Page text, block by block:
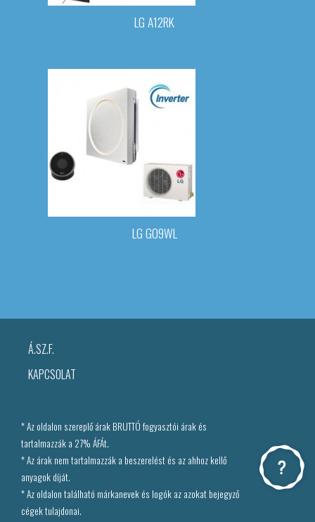
LG A12RK
LG G09WL
Á.SZ.F.
KAPCSOLAT
* Az oldalon szereplő árak BRUTTÓ fogyasztói árak és
tartalmazzák a 27% ÁFÁt.
* Az árak nem tartalmazzák a beszerelést és az ahhoz kellő
anyagok díját.
* Az oldalon található márkanevek és logók az azokat bejegyző
cégek tulajdonai.